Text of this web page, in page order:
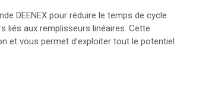
DEENEX pour réduire le temps de cycle
liés aux remplisseurs linéaires. Cette
et vous permet d’exploiter tout le potentiel